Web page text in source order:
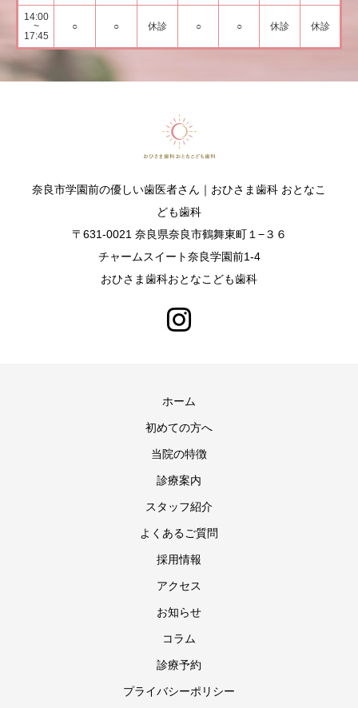
14:00
~
17:45
○ ○ 休診 ○ ○ 休診 休診
奈良市学園前の優しい歯医者さん｜おひさま歯科 おとなこ
ども歯科
〒631-0021 奈良県奈良市鶴舞東町１−３６
チャームスイート奈良学園前1-4
おひさま歯科おとなこども歯科
ホーム
初めての方へ
当院の特徴
診療案内
スタッフ紹介
よくあるご質問
採用情報
アクセス
お知らせ
コラム
診療予約
プライバシーポリシー